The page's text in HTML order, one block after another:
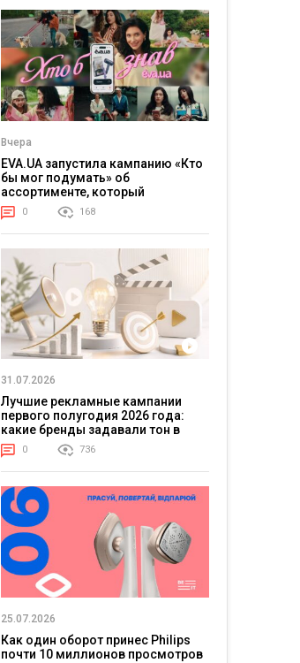
Вчера
EVA.UA запустила кампанию «Кто
бы мог подумать» об
ассортименте, который
покупатели не ожидают увидеть
на платформе
0 168
31.07.2026
Лучшие рекламные кампании
первого полугодия 2026 года:
какие бренды задавали тон в
отрасли
0 736
25.07.2026
Как один оборот принес Philips
почти 10 миллионов просмотров